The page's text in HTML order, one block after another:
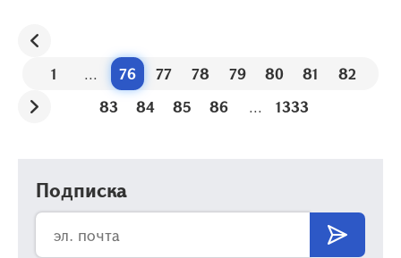
1 ... 76 77 78 79 80 81
82
83
84 85 86 ... 1333
Подписка